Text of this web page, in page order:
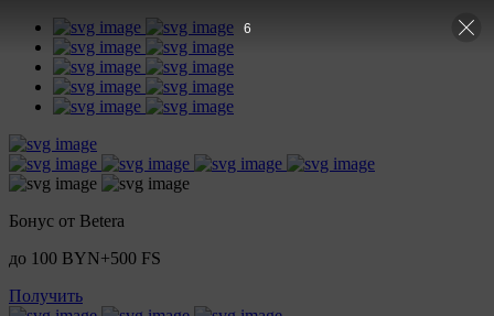
Бонус от Betera
до 100 BYN+500 FS
Получить
5